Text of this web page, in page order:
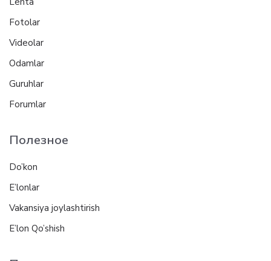
Fotolar
Videolar
Odamlar
Guruhlar
Forumlar
Полезное
Do’kon
E’lonlar
Vakansiya joylashtirish
E’lon Qo’shish